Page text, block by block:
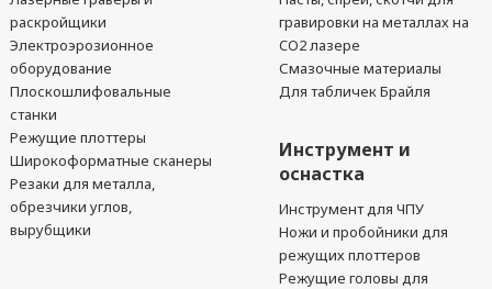
раскройщики
Электроэрозионное
оборудование
Плоскошлифовальные
станки
Режущие плоттеры
Широкоформатные сканеры
Резаки для металла,
обрезчики углов,
вырубщики
гравировки на металлах на
CO2 лазере
Смазочные материалы
Для табличек Брайля
Инструмент и
оснастка
Инструмент для ЧПУ
Ножи и пробойники для
режущих плоттеров
Режущие головы для